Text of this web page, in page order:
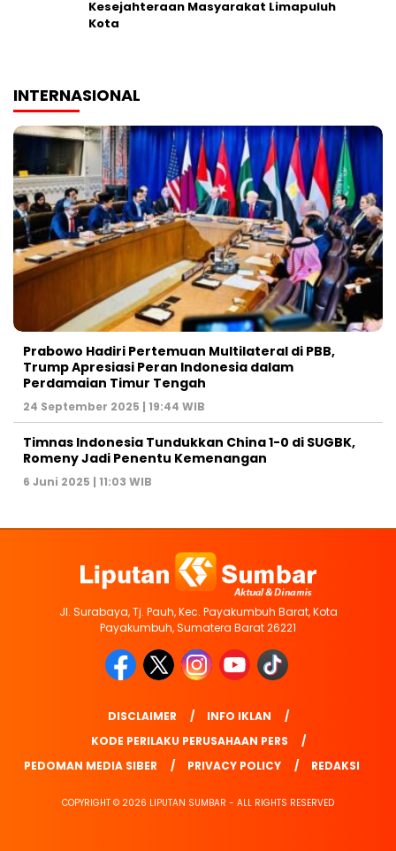
Kesejahteraan Masyarakat Limapuluh
Kota
INTERNASIONAL
Prabowo Hadiri Pertemuan Multilateral di PBB,
Trump Apresiasi Peran Indonesia dalam
Perdamaian Timur Tengah
24 September 2025 | 19:44 WIB
Timnas Indonesia Tundukkan China 1-0 di SUGBK,
Romeny Jadi Penentu Kemenangan
6 Juni 2025 | 11:03 WIB
Jl. Surabaya, Tj. Pauh, Kec. Payakumbuh Barat, Kota
Payakumbuh, Sumatera Barat 26221
DISCLAIMER
INFO IKLAN
KODE PERILAKU PERUSAHAAN PERS
PEDOMAN MEDIA SIBER
PRIVACY POLICY REDAKSI
COPYRIGHT © 2026 LIPUTAN SUMBAR - ALL RIGHTS RESERVED